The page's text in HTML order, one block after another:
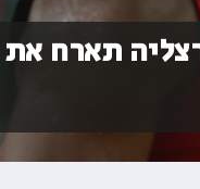
תארח